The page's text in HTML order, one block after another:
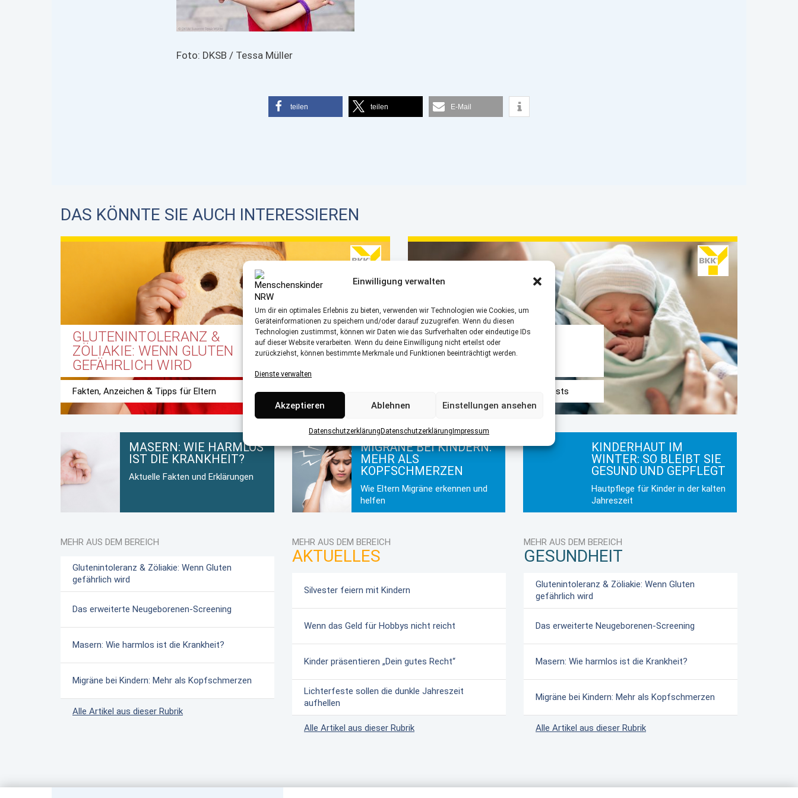
Einwilligung verwalten
Um dir ein optimales Erlebnis zu bieten, verwenden wir Technologien wie Cookies, um
Geräteinformationen zu speichern und/oder darauf zuzugreifen. Wenn du diesen
Technologien zustimmst, können wir Daten wie das Surfverhalten oder eindeutige IDs
auf dieser Website verarbeiten. Wenn du deine Einwilligung nicht erteilst oder
zurückziehst, können bestimmte Merkmale und Funktionen beeinträchtigt werden.
Dienste verwalten
Akzeptieren Ablehnen Einstellungen ansehen
Datenschutzerklärung Datenschutzerklärung Impressum
Foto: DKSB / Tessa Müller
teilen teilen E-Mail
DAS KÖNNTE SIE AUCH INTERESSIEREN
GLUTENINTOLERANZ &
ZÖLIAKIE: WENN GLUTEN
GEFÄHRLICH WIRD
Fakten, Anzeichen & Tipps für Eltern
DAS ERWEITERTE
NEUGEBORENEN-
Fakten, Vorteile und Ablauf des Tests
MASERN: WIE HARMLOS
IST DIE KRANKHEIT?
Aktuelle Fakten und Erklärungen
MIGRÄNE BEI KINDERN:
MEHR ALS
KOPFSCHMERZEN
Wie Eltern Migräne erkennen und
helfen
KINDERHAUT IM
WINTER: SO BLEIBT SIE
GESUND UND GEPFLEGT
Hautpflege für Kinder in der kalten
Jahreszeit
MEHR AUS DEM BEREICH
Glutenintoleranz & Zöliakie: Wenn Gluten
gefährlich wird
Das erweiterte Neugeborenen-Screening
Masern: Wie harmlos ist die Krankheit?
Migräne bei Kindern: Mehr als Kopfschmerzen
Alle Artikel aus dieser Rubrik
MEHR AUS DEM BEREICH
AKTUELLES
Silvester feiern mit Kindern
Wenn das Geld für Hobbys nicht reicht
Kinder präsentieren „Dein gutes Recht“
Lichterfeste sollen die dunkle Jahreszeit
aufhellen
Alle Artikel aus dieser Rubrik
MEHR AUS DEM BEREICH
GESUNDHEIT
Glutenintoleranz & Zöliakie: Wenn Gluten
gefährlich wird
Das erweiterte Neugeborenen-Screening
Masern: Wie harmlos ist die Krankheit?
Migräne bei Kindern: Mehr als Kopfschmerzen
Alle Artikel aus dieser Rubrik